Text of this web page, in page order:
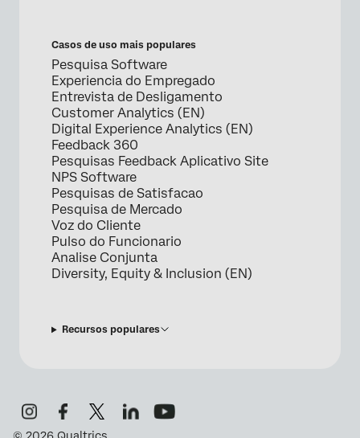
Casos de uso mais populares
Pesquisa Software
Experiencia do Empregado
Entrevista de Desligamento
Customer Analytics (EN)
Digital Experience Analytics (EN)
Feedback 360
Pesquisas Feedback Aplicativo Site
NPS Software
Pesquisas de Satisfacao
Pesquisa de Mercado
Voz do Cliente
Pulso do Funcionario
Analise Conjunta
Diversity, Equity & Inclusion (EN)
Recursos populares